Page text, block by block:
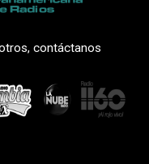
contáctanos